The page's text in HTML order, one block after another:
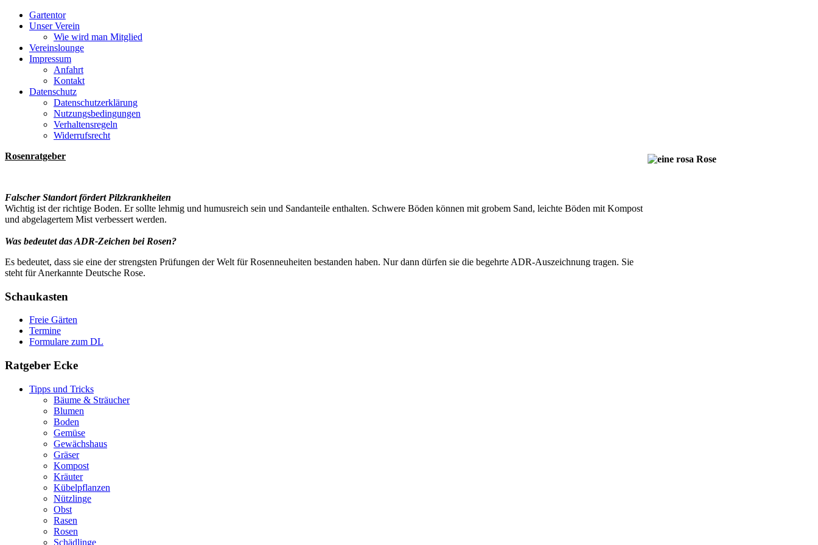
Gartentor
Unser Verein
Wie wird man Mitglied
Vereinslounge
Impressum
Anfahrt
Kontakt
Datenschutz
Datenschutzerklärung
Nutzungsbedingungen
Verhaltensregeln
Widerrufsrecht
Rosenratgeber
Falscher Standort fördert Pilzkrankheiten
Wichtig ist der richtige Boden. Er sollte lehmig und humusreich sein und Sandanteile enthalten. Schwere Böden können mit grobem Sand, leichte Böden mit Kompost
und abgelagertem Mist verbessert werden.
Was bedeutet das ADR-Zeichen bei Rosen?
Es bedeutet, dass sie eine der strengsten Prüfungen der Welt für Rosenneuheiten bestanden haben. Nur dann dürfen sie die begehrte ADR-Auszeichnung tragen. Sie
steht für Anerkannte Deutsche Rose.
Schaukasten
Freie Gärten
Termine
Formulare zum DL
Ratgeber Ecke
Tipps und Tricks
Bäume & Sträucher
Blumen
Boden
Gemüse
Gewächshaus
Gräser
Kompost
Kräuter
Kübelpflanzen
Nützlinge
Obst
Rasen
Rosen
Schädlinge